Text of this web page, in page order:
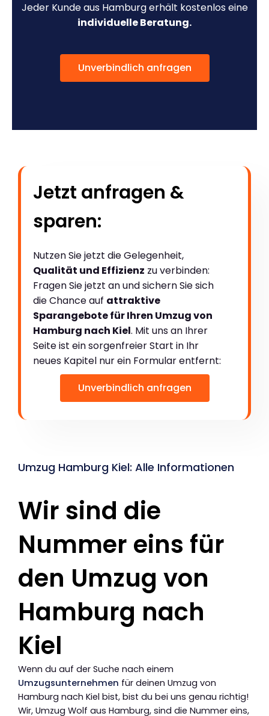
Jeder Kunde aus Hamburg erhält kostenlos eine
individuelle Beratung.
Unverbindlich anfragen
Jetzt anfragen &
sparen:
Nutzen Sie jetzt die Gelegenheit,
Qualität und Effizienz zu verbinden:
Fragen Sie jetzt an und sichern Sie sich
die Chance auf attraktive
Sparangebote für Ihren Umzug von
Hamburg nach Kiel. Mit uns an Ihrer
Seite ist ein sorgenfreier Start in Ihr
neues Kapitel nur ein Formular entfernt:
Unverbindlich anfragen
Umzug Hamburg Kiel: Alle Informationen
Wir sind die
Nummer eins für
den Umzug von
Hamburg nach
Kiel
Wenn du auf der Suche nach einem
Umzugsunternehmen für deinen Umzug von
Hamburg nach Kiel bist, bist du bei uns genau richtig!
Wir, Umzug Wolf aus Hamburg, sind die Nummer eins,